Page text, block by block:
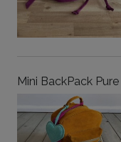
Mini BackPack